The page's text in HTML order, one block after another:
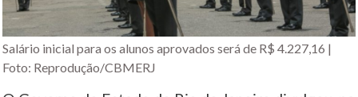
Salário inicial para os alunos aprovados será de R$ 4.227,16 |
Foto: Reprodução/CBMERJ